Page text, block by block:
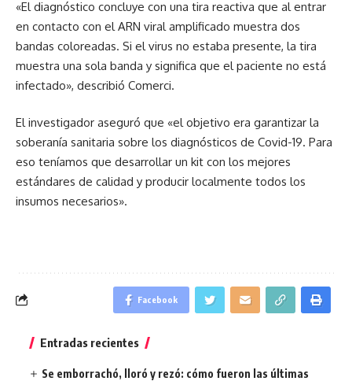
«El diagnóstico concluye con una tira reactiva que al entrar
en contacto con el ARN viral amplificado muestra dos
bandas coloreadas. Si el virus no estaba presente, la tira
muestra una sola banda y significa que el paciente no está
infectado», describió Comerci.
El investigador aseguró que «el objetivo era garantizar la
soberanía sanitaria sobre los diagnósticos de Covid-19. Para
eso teníamos que desarrollar un kit con los mejores
estándares de calidad y producir localmente todos los
insumos necesarios».
Facebook
Entradas recientes
Se emborrachó, lloró y rezó: cómo fueron las últimas